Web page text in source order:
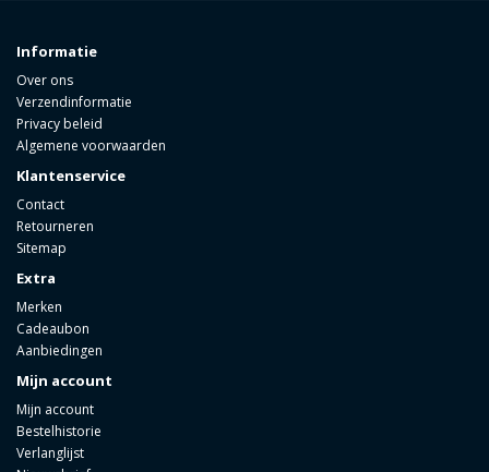
Informatie
Over ons
Verzendinformatie
Privacy beleid
Algemene voorwaarden
Klantenservice
Contact
Retourneren
Sitemap
Extra
Merken
Cadeaubon
Aanbiedingen
Mijn account
Mijn account
Bestelhistorie
Verlanglijst